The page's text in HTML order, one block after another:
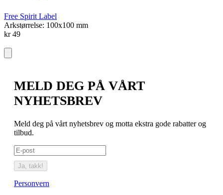
Free Spirit Label
Arkstørrelse: 100x100 mm
kr 49
MELD DEG PÅ VÅRT
NYHETSBREV
Meld deg på vårt nyhetsbrev og motta ekstra gode rabatter og
tilbud.
Ja, takk!
Personvern